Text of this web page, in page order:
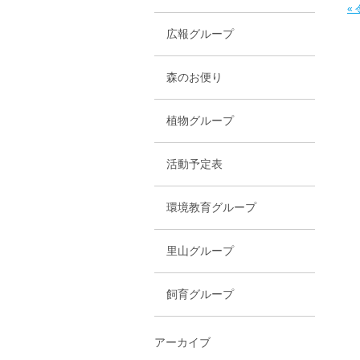
«
広報グループ
森のお便り
植物グループ
活動予定表
環境教育グループ
里山グループ
飼育グループ
アーカイブ